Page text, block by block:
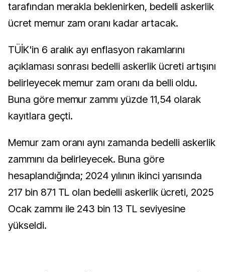
tarafından merakla beklenirken, bedelli askerlik
ücret memur zam oranı kadar artacak.
TÜİK'in 6 aralık ayı enflasyon rakamlarını
açıklaması sonrası bedelli askerlik ücreti artışını
belirleyecek memur zam oranı da belli oldu.
Buna göre memur zammı yüzde 11,54 olarak
kayıtlara geçti.
Memur zam oranı aynı zamanda bedelli askerlik
zammını da belirleyecek. Buna göre
hesaplandığında; 2024 yılının ikinci yarısında
217 bin 871 TL olan bedelli askerlik ücreti, 2025
Ocak zammı ile 243 bin 13 TL seviyesine
yükseldi.